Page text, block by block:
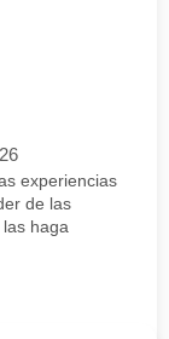
experiencias
de las
haga